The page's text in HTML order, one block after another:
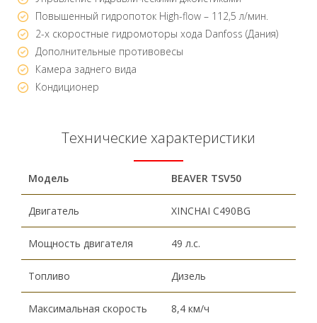
Повышенный гидропоток High-flow – 112,5 л/мин.
2-х скоростные гидромоторы хода Danfoss (Дания)
Дополнительные противовесы
Камера заднего вида
Кондиционер
Технические характеристики
Модель BEAVER TSV50
Двигатель XINCHAI C490BG
Мощность двигателя 49 л.с.
Топливо Дизель
Максимальная скорость 8,4 км/ч